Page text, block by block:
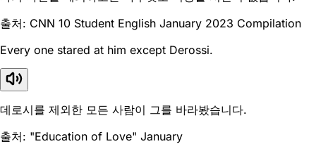
출처: CNN 10 Student English January 2023 Compilation
Every one stared at him except Derossi.
데로시를 제외한 모든 사람이 그를 바라봤습니다.
출처: "Education of Love" January